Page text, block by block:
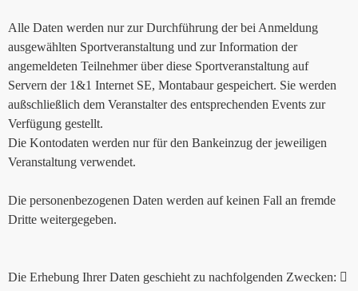
Alle Daten werden nur zur Durchführung der bei Anmeldung
ausgewählten Sportveranstaltung und zur Information der
angemeldeten Teilnehmer über diese Sportveranstaltung auf
Servern der 1&1 Internet SE, Montabaur gespeichert. Sie werden
außschließlich dem Veranstalter des entsprechenden Events zur
Verfügung gestellt.
Die Kontodaten werden nur für den Bankeinzug der jeweiligen
Veranstaltung verwendet.
Die personenbezogenen Daten werden auf keinen Fall an fremde
Dritte weitergegeben.
Die Erhebung Ihrer Daten geschieht zu nachfolgenden Zwecken: 